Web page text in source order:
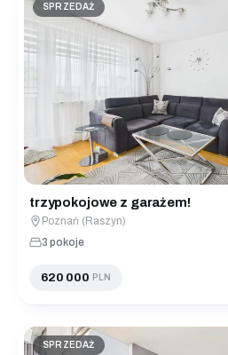
SPRZEDAŻ
trzypokojowe z garażem!
Poznań (Raszyn)
3 pokoje
620 000 PLN
SPRZEDAŻ